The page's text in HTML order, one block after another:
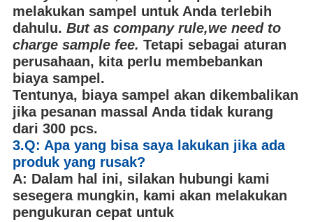
melakukan sampel untuk Anda terlebih
dahulu. But as company rule,we need to
charge sample fee. Tetapi sebagai aturan
perusahaan, kita perlu membebankan
biaya sampel.
Tentunya, biaya sampel akan dikembalikan
jika pesanan massal Anda tidak kurang
dari 300 pcs.
3.Q: Apa yang bisa saya lakukan jika ada
produk yang rusak?
A: Dalam hal ini, silakan hubungi kami
sesegera mungkin, kami akan melakukan
pengukuran cepat untuk